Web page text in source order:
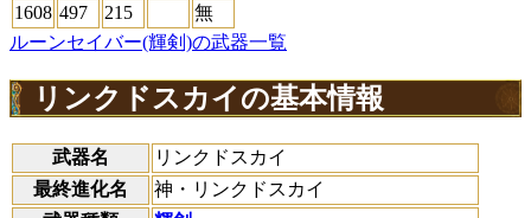
1608 497 215
無
ルーンセイバー(輝剣)の武器一覧
リンクドスカイの基本情報
武器名
リンクドスカイ
最終進化名
神・リンクドスカイ